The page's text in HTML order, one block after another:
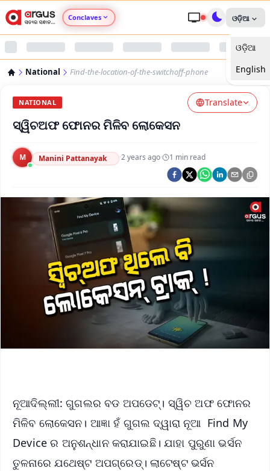
Conclaves
Argus Nari Shakti
Argus Swaad Odisha
Argus Chalo Dekhein Apna Desh
ଓଡ଼ିଆ
ଓଡ଼ିଆ
English
National Find-the-location-of-the-switchoff-phone
NATIONAL Translate
ସ୍ୱିଚଅଫ ଫୋନର ମିଳିବ ଲୋକେସନ
M Manini Pattanayak ·2 years ago· 1 min read
ନୂଆଦିଲ୍ଲୀ: ଗୁଗଲର ବଡ ଅପଡେଟ୍‌। ସ୍ୱିଚ ଅଫ ଫୋନର
ମିଳିବ ଲୋକେସନ। ଆଜ୍ଞା ହଁ ଗୁଗଲ ଦ୍ୱାରା ନୂଆ Find My
Device ର ଅନୁଶନ୍ଧାନ କରାଯାଇଛି। ଯାହା ପୁରୁଣା ଭର୍ସନ
ତୁଳନାରେ ଯଥେଷ୍ଟ ଅପଗ୍ରେଡ୍। ଲାଟେଷ୍ଟ ଭର୍ସନ